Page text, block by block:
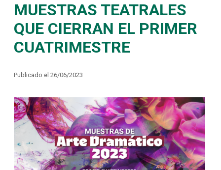
MUESTRAS TEATRALES
QUE CIERRAN EL PRIMER
CUATRIMESTRE
Publicado el 26/06/2023